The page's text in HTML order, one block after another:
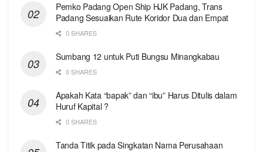
Pemko Padang Open Ship HJK Padang, Trans
Padang Sesuaikan Rute Koridor Dua dan Empat
0 SHARES
Sumbang 12 untuk Puti Bungsu Minangkabau
0 SHARES
Apakah Kata “bapak” dan “ibu” Harus Ditulis dalam
Huruf Kapital ?
0 SHARES
Tanda Titik pada Singkatan Nama Perusahaan